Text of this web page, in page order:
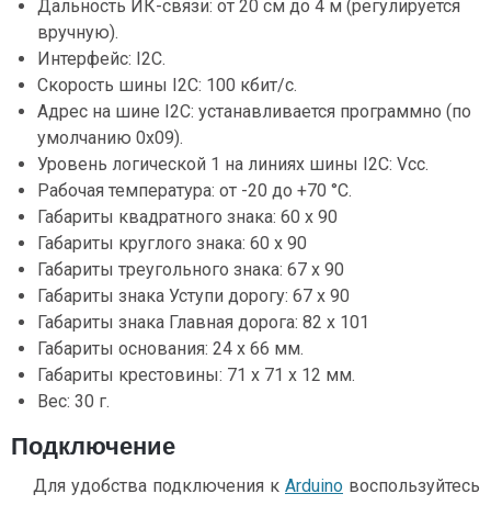
Дальность ИК-связи: от 20 см до 4 м (регулируется
вручную).
Интерфейс: I2C.
Скорость шины I2C: 100 кбит/с.
Адрес на шине I2C: устанавливается программно (по
умолчанию 0x09).
Уровень логической 1 на линиях шины I2C: Vcc.
Рабочая температура: от -20 до +70 °С.
Габариты квадратного знака: 60 x 90
Габариты круглого знака: 60 x 90
Габариты треугольного знака: 67 x 90
Габариты знака Уступи дорогу: 67 x 90
Габариты знака Главная дорога: 82 x 101
Габариты основания: 24 х 66 мм.
Габариты крестовины: 71 х 71 x 12 мм.
Вес: 30 г.
Подключение
Для удобства подключения к Arduino воспользуйтесь